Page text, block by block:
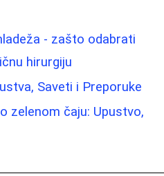
- zašto odabrati
hirurgiju
Saveti i Preporuke
zelenom čaju: Upustvo,